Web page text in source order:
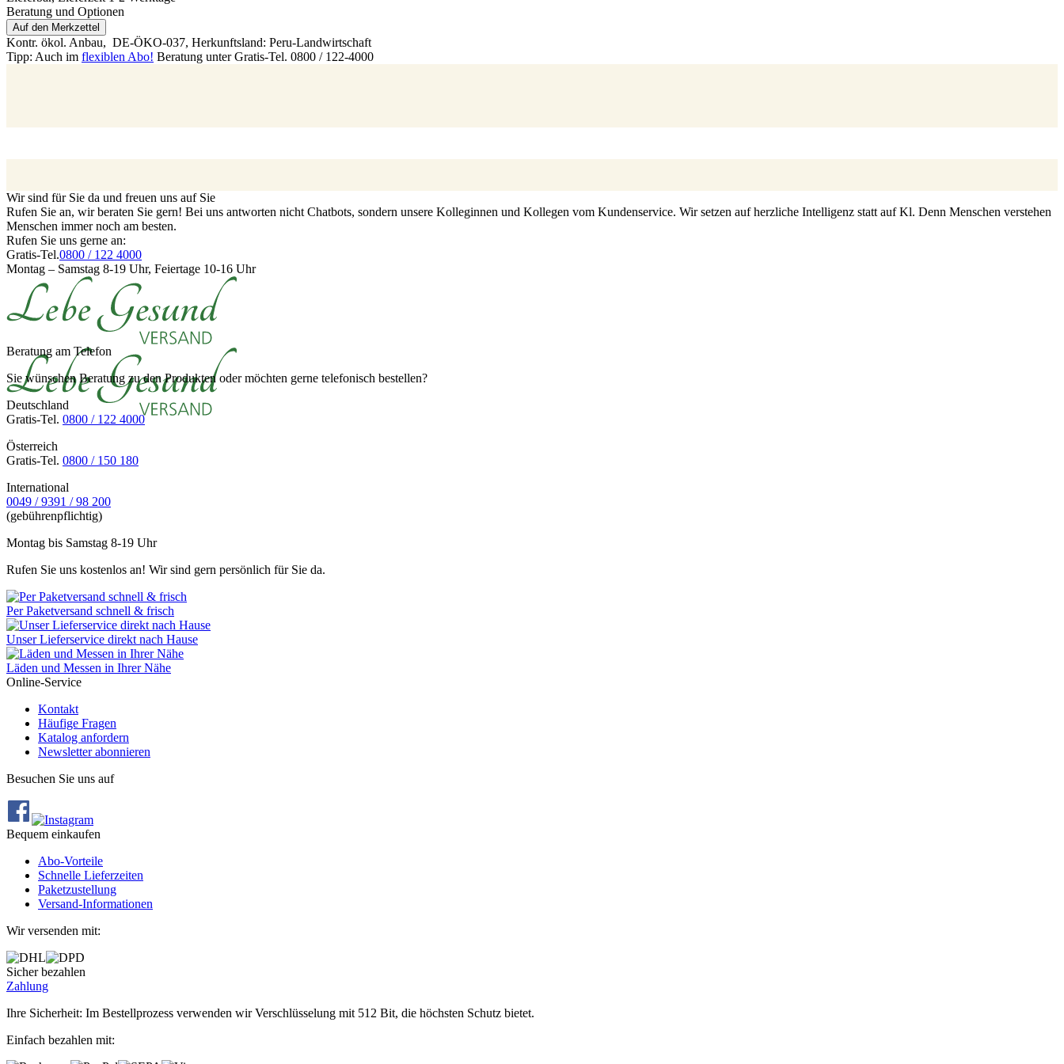
Beratung und Optionen
Auf den Merkzettel
Kontr. ökol. Anbau, DE-ÖKO-037, Herkunftsland: Peru-Landwirtschaft
Tipp: Auch im flexiblen Abo! Beratung unter Gratis-Tel. 0800 / 122-4000
Wir sind für Sie da und freuen uns auf Sie
Rufen Sie an, wir beraten Sie gern! Bei uns antworten nicht Chatbots, sondern unsere Kolleginnen und Kollegen vom Kundenservice. Wir setzen auf herzliche Intelligenz statt auf Kl. Denn Menschen verstehen
Menschen immer noch am besten.
Rufen Sie uns gerne an:
Gratis-Tel.0800 / 122 4000
Montag – Samstag 8-19 Uhr, Feiertage 10-16 Uhr
Beratung am Telefon
Sie wünschen Beratung zu den Produkten oder möchten gerne telefonisch bestellen?
Deutschland
Gratis-Tel. 0800 / 122 4000
Österreich
Gratis-Tel. 0800 / 150 180
International
0049 / 9391 / 98 200
(gebührenpflichtig)
Montag bis Samstag 8-19 Uhr
Rufen Sie uns kostenlos an! Wir sind gern persönlich für Sie da.
Per Paketversand schnell & frisch
Unser Lieferservice direkt nach Hause
Läden und Messen in Ihrer Nähe
Online-Service
Kontakt
Häufige Fragen
Katalog anfordern
Newsletter abonnieren
Besuchen Sie uns auf
Bequem einkaufen
Abo‐Vorteile
Schnelle Lieferzeiten
Paketzustellung
Versand‐Informationen
Wir versenden mit:
Sicher bezahlen
Zahlung
Ihre Sicherheit: Im Bestellprozess verwenden wir Verschlüsselung mit 512 Bit, die höchsten Schutz bietet.
Einfach bezahlen mit: